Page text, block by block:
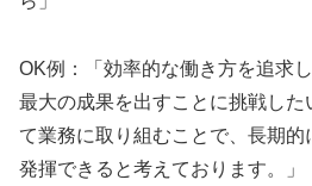
OK例：「効率的な働き方を追求
最大の成果を出すことに挑戦し
て業務に取り組むことで、長期
発揮できると考えております。